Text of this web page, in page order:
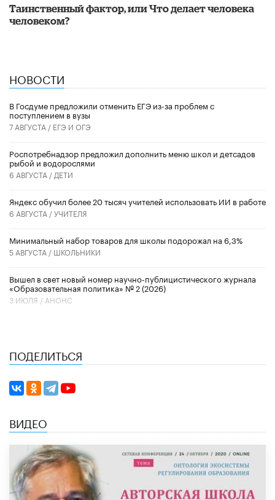
Таинственный фактор, или Что делает человека
человеком?
НОВОСТИ
В Госдуме предложили отменить ЕГЭ из-за проблем с
поступлением в вузы
7 АВГУСТА / ЕГЭ И ОГЭ
Роспотребнадзор предложил дополнить меню школ и детсадов
рыбой и водорослями
6 АВГУСТА / ДЕТИ
​Яндекс обучил более 20 тысяч учителей использовать ИИ в работе
6 АВГУСТА /УЧИТЕЛЯ
Минимальный набор товаров для школы подорожал на 6,3%
5 АВГУСТА / ШКОЛЬНИКИ
Вышел в свет новый номер научно-публицистического журнала
«Образовательная политика» № 2 (2026)
3 ИЮЛЯ / АНОНС
ПОДЕЛИТЬСЯ
ВИДЕО